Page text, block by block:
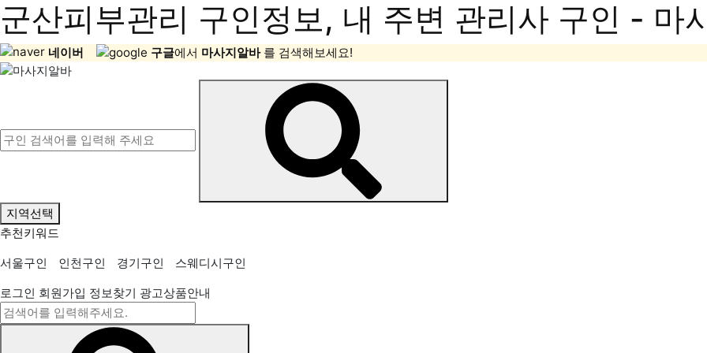
군산피부관리 구인정보, 내 주변 관리사 구인 - 마
네이버 구글에서 마사지알바 를 검색해보세요!
지역선택
추천키워드
서울구인
인천구인 경기구인
스웨디시구인
로그인 회원가입 정보찾기 광고상품안내